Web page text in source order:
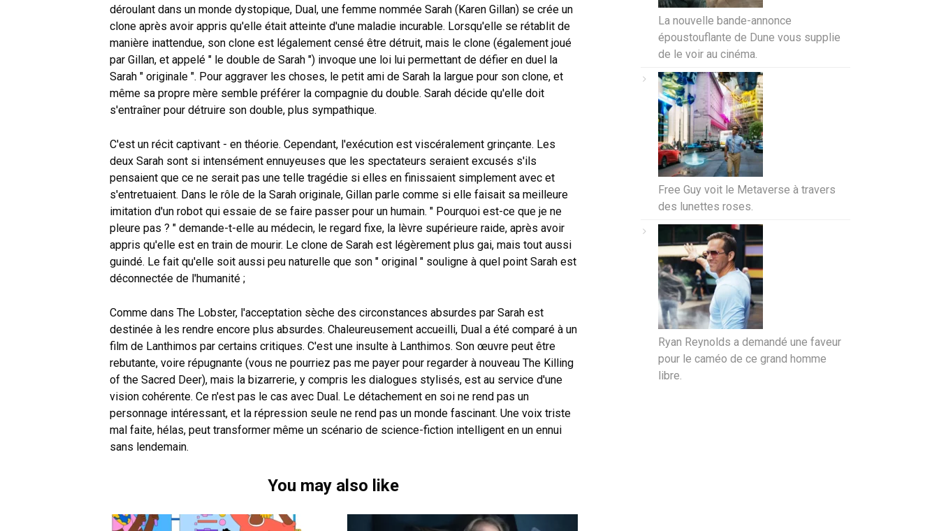
déroulant dans un monde dystopique, Dual, une femme nommée Sarah (Karen Gillan) se crée un
clone après avoir appris qu'elle était atteinte d'une maladie incurable. Lorsqu'elle se rétablit de
manière inattendue, son clone est légalement censé être détruit, mais le clone (également joué
par Gillan, et appelé " le double de Sarah ") invoque une loi lui permettant de défier en duel la
Sarah " originale ". Pour aggraver les choses, le petit ami de Sarah la largue pour son clone, et
même sa propre mère semble préférer la compagnie du double. Sarah décide qu'elle doit
s'entraîner pour détruire son double, plus sympathique.
C'est un récit captivant - en théorie. Cependant, l'exécution est viscéralement grinçante. Les
deux Sarah sont si intensément ennuyeuses que les spectateurs seraient excusés s'ils
pensaient que ce ne serait pas une telle tragédie si elles en finissaient simplement avec et
s'entretuaient. Dans le rôle de la Sarah originale, Gillan parle comme si elle faisait sa meilleure
imitation d'un robot qui essaie de se faire passer pour un humain. " Pourquoi est-ce que je ne
pleure pas ? " demande-t-elle au médecin, le regard fixe, la lèvre supérieure raide, après avoir
appris qu'elle est en train de mourir. Le clone de Sarah est légèrement plus gai, mais tout aussi
guindé. Le fait qu'elle soit aussi peu naturelle que son " original " souligne à quel point Sarah est
déconnectée de l'humanité ;
Comme dans The Lobster, l'acceptation sèche des circonstances absurdes par Sarah est
destinée à les rendre encore plus absurdes. Chaleureusement accueilli, Dual a été comparé à un
film de Lanthimos par certains critiques. C'est une insulte à Lanthimos. Son œuvre peut être
rebutante, voire répugnante (vous ne pourriez pas me payer pour regarder à nouveau The Killing
of the Sacred Deer), mais la bizarrerie, y compris les dialogues stylisés, est au service d'une
vision cohérente. Ce n'est pas le cas avec Dual. Le détachement en soi ne rend pas un
personnage intéressant, et la répression seule ne rend pas un monde fascinant. Une voix triste
mal faite, hélas, peut transformer même un scénario de science-fiction intelligent en un ennui
sans lendemain.
You may also like
La nouvelle bande-annonce
époustouflante de Dune vous supplie
de le voir au cinéma.
Free Guy voit le Metaverse à travers
des lunettes roses.
Ryan Reynolds a demandé une faveur
pour le caméo de ce grand homme
libre.